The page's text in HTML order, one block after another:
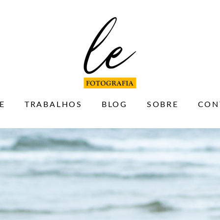
TRABALHOS BLOG SOBRE